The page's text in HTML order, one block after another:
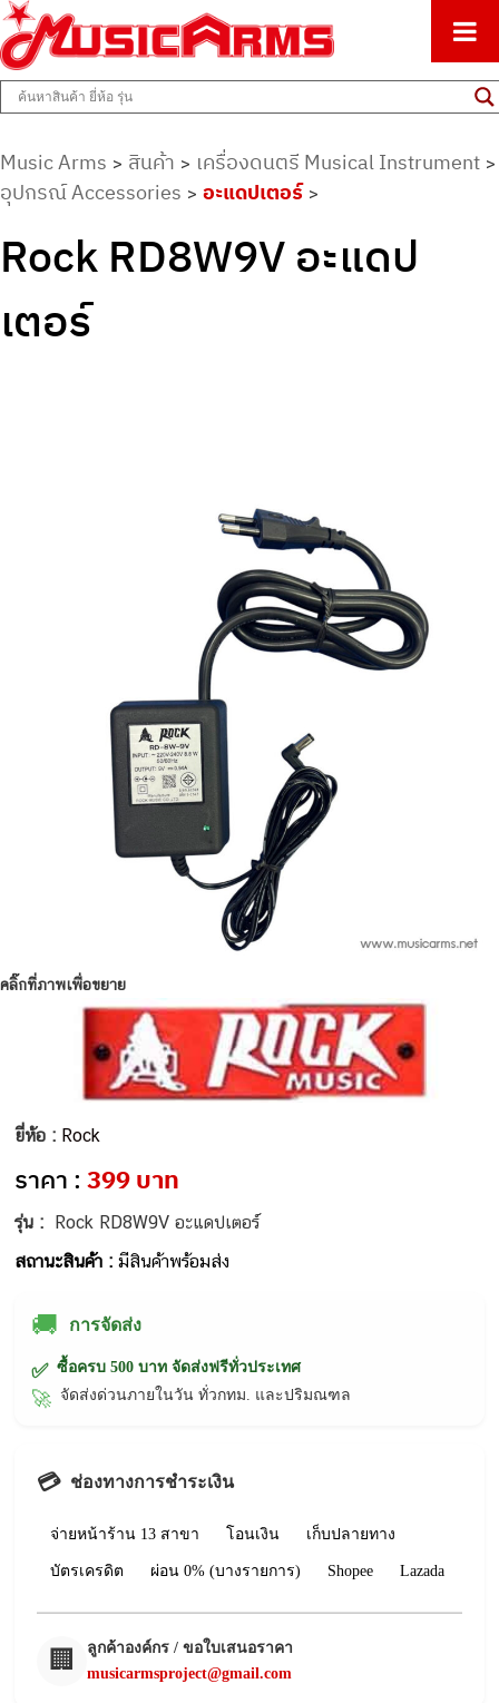
Music Arms
ศูนย์รวมครื่องดนตรีทุกชนิด ตั้งแต่เริ่มต้นถึงมืออาชีพ
Music Arms > สินค้า > เครื่องดนตรี Musical Instrument >
อุปกรณ์ Accessories > อะแดปเตอร์>
Rock RD8W9V อะแดป
เตอร์
คลิ๊กที่ภาพเพื่อขยาย
ยี่ห้อ : Rock
ราคา :399 บาท
รุ่น :
Rock RD8W9V อะแดปเตอร์
สถานะสินค้า :มีสินค้าพร้อมส่ง
🚚 การจัดส่ง
✅ ซื้อครบ 500 บาท จัดส่งฟรีทั่วประเทศ
🚀 จัดส่งด่วนภายในวัน ทั่วกทม. และปริมณฑล
💳 ช่องทางการชำระเงิน
จ่ายหน้าร้าน 13 สาขา โอนเงิน เก็บปลายทาง
บัตรเครดิต ผ่อน 0% (บางรายการ) Shopee Lazada
🏢
ลูกค้าองค์กร / ขอใบเสนอราคา
musicarmsproject@gmail.com